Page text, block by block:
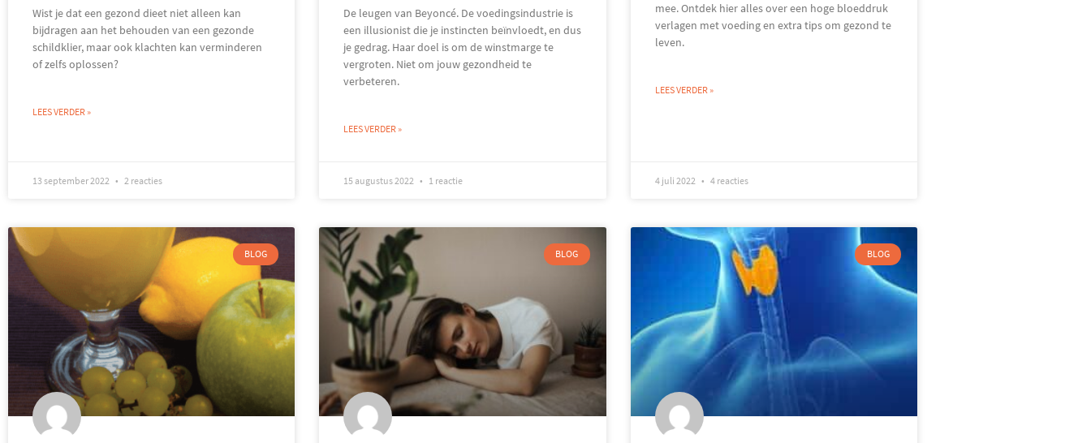
Wist je dat een gezond dieet niet alleen kan
bijdragen aan het behouden van een gezonde
schildklier, maar ook klachten kan verminderen
of zelfs oplossen?
LEES VERDER »
13 september 2022 2 reacties
De leugen van Beyoncé. De voedingsindustrie is
een illusionist die je instincten beïnvloedt, en dus
je gedrag. Haar doel is om de winstmarge te
vergroten. Niet om jouw gezondheid te
verbeteren.
LEES VERDER »
15 augustus 2022 1 reactie
mee. Ontdek hier alles over een hoge bloeddruk
verlagen met voeding en extra tips om gezond te
leven.
LEES VERDER »
4 juli 2022 4 reacties
BLOG BLOG BLOG